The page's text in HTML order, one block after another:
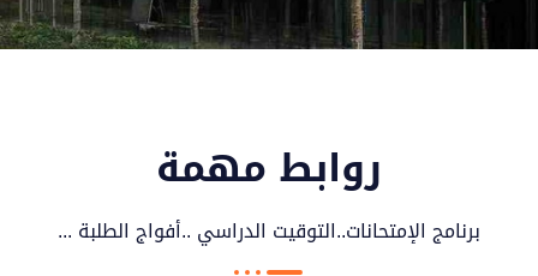
جامعة محمد بوضياف بالمسيلة
روابط مهمة
برنامج الإمتحانات..التوقيت الدراسي ..أفواج الطلبة ...